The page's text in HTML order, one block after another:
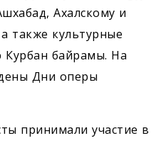
Ахалскому и
также культурные
Курбан байрамы. На
Дни оперы
принимали участие в